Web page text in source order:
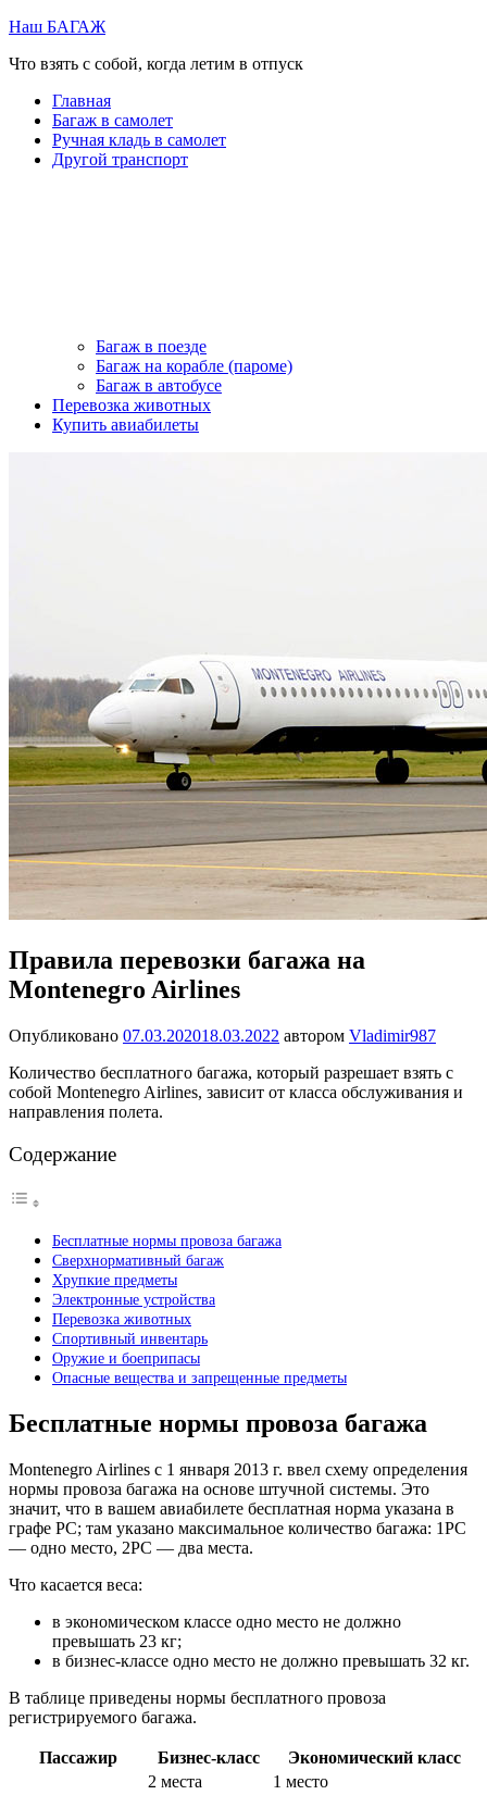
Перейти
содержимому
Наш БАГАЖ
Что взять с собой, когда летим в отпуск
Главная
Багаж в самолет
Ручная кладь в самолет
Другой транспорт
Багаж в поезде
Багаж на корабле (пароме)
Багаж в автобусе
Перевозка животных
Купить авиабилеты
Правила перевозки багажа на
Montenegro Airlines
Опубликовано 07.03.202018.03.2022 автором Vladimir987
Количество бесплатного багажа, который разрешает взять с
собой Montenegro Airlines, зависит от класса обслуживания и
направления полета.
Содержание
Бесплатные нормы провоза багажа
Сверхнормативный багаж
Хрупкие предметы
Электронные устройства
Перевозка животных
Спортивный инвентарь
Оружие и боеприпасы
Опасные вещества и запрещенные предметы
Бесплатные нормы провоза багажа
Montenegro Airlines с 1 января 2013 г. ввел схему определения
нормы провоза багажа на основе штучной системы. Это
значит, что в вашем авиабилете бесплатная норма указана в
графе PC; там указано максимальное количество багажа: 1PC
— одно место, 2PC — два места.
Что касается веса:
в экономическом классе одно место не должно
превышать 23 кг;
в бизнес-классе одно место не должно превышать 32 кг.
В таблице приведены нормы бесплатного провоза
регистрируемого багажа.
Пассажир Бизнес-класс Экономический класс
2 места
1 место